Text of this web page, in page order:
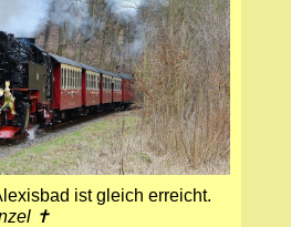
ist gleich erreicht.
✝